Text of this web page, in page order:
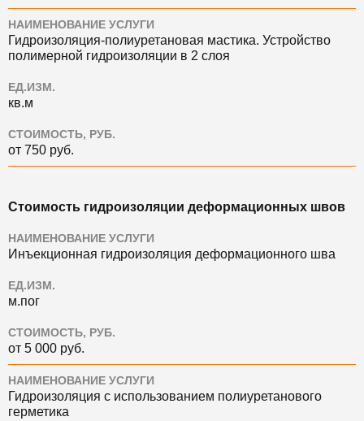
НАИМЕНОВАНИЕ УСЛУГИ
Гидроизоляция-полиуретановая мастика. Устройство
полимерной гидроизоляции в 2 слоя
ЕД.ИЗМ.
кв.м
СТОИМОСТЬ, РУБ.
от 750 руб.
Стоимость гидроизоляции деформационных швов
НАИМЕНОВАНИЕ УСЛУГИ
Инъекционная гидроизоляция деформационного шва
ЕД.ИЗМ.
м.пог
СТОИМОСТЬ, РУБ.
от 5 000 руб.
НАИМЕНОВАНИЕ УСЛУГИ
Гидроизоляция с использованием полиуретанового
герметика